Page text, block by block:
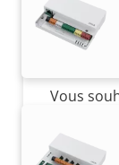
Vous
Axis ?
Vous
les